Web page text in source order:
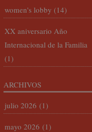
women's lobby (14)
XX aniversario Año
Internacional de la Familia
(1)
ARCHIVOS
julio 2026 (1)
mayo 2026 (1)